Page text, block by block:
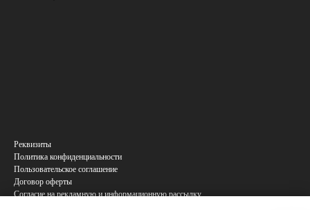
Реквизиты
Политика конфиденциальности
Пользовательское соглашение
Договор оферты
Согласие на рекламную и информационную рассылку